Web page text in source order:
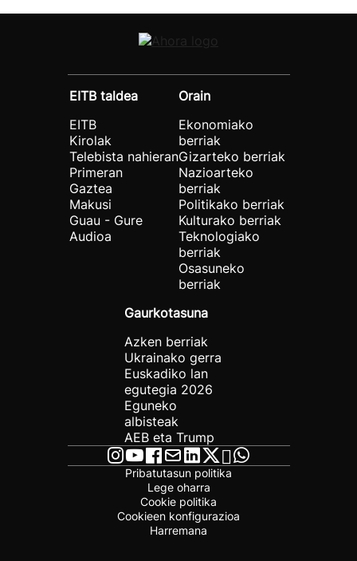
EITB taldea
EITB
Kirolak
Telebista nahieran
Primeran
Gaztea
Makusi
Guau - Gure
Audioa
Orain
Ekonomiako
berriak
Gizarteko berriak
Nazioarteko
berriak
Politikako berriak
Kulturako berriak
Teknologiako
berriak
Osasuneko
berriak
Gaurkotasuna
Azken berriak
Ukrainako gerra
Euskadiko lan
egutegia 2026
Eguneko
albisteak
AEB eta Trump
Pribatutasun politika
Lege oharra
Cookie politika
Cookieen konfigurazioa
Harremana